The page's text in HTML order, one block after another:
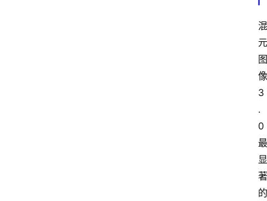
混
元
图
像
3
.
0
最
显
著
的